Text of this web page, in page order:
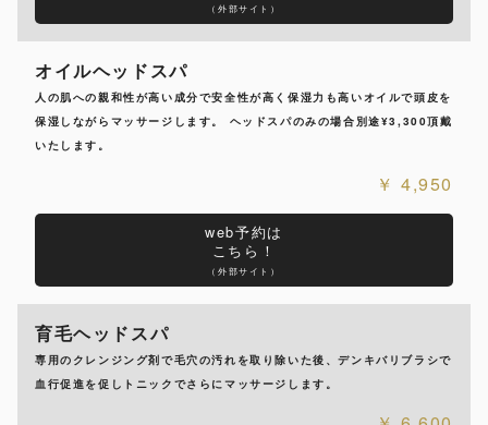
（外部サイト）
オイルヘッドスパ
人の肌への親和性が高い成分で安全性が高く保湿力も高いオイルで頭皮を
保湿しながらマッサージします。 ヘッドスパのみの場合別途¥3,300頂戴
いたします。
4,950
web予約は
こちら！
（外部サイト）
育毛ヘッドスパ
専用のクレンジング剤で毛穴の汚れを取り除いた後、デンキバリブラシで
血行促進を促しトニックでさらにマッサージします。